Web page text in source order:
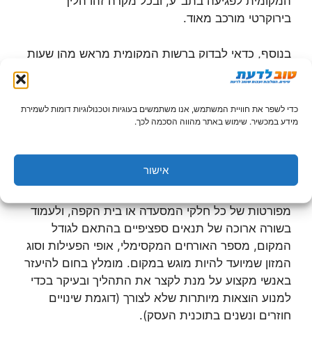
כדי לשפר את חוויית המשתמש, אנו משתמשים בעוגיות וטכנולוגיות דומות לשמירת
מידע במכשיר. שימוש באתר מהווה הסכמה לכך.
אישור
בירוקרטי מורכב מאוד.
בנוסף, כדאי לבדוק ברשות המקומית מראש מהן שעות
הפתיחה האפשריות במיקום המיועד, וכן האם ניתן
להציב שולחנות על המדרכה או לבצע סגירות חורף
(בכפוף להיתר מיוחד כמובן).
על מנת לקבל את אישורה של המחלקה לבריאות
מפורטות של כל חלקי המסעדה או בית הקפה, ולעמוד
בשורה ארוכה של תנאים ספציפיים בהתאם לגודל
המקום, מספר האורחים המקסימלי, אופי הפעילות וסוג
המזון שמיועד להיות מוגש במקום. מומלץ בחום להיעזר
באנשי מקצוע על מנת לקצר את התהליך ובעיקר בכדי
למנוע הוצאות מיותרות שלא לצורך (דוגמת שינויים
חוזרים ונשנים בתוכנית העסק).